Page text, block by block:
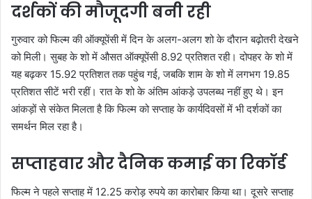
दर्शकों की मौजूदगी बनी रही
गुरुवार को फिल्म की ऑक्यूपेंसी में दिन के अलग-अलग शो के दौरान बढ़ोतरी देखने
को मिली। सुबह के शो में औसत ऑक्यूपेंसी 8.92 प्रतिशत रही। दोपहर के शो में
यह बढ़कर 15.92 प्रतिशत तक पहुंच गई, जबकि शाम के शो में लगभग 19.85
प्रतिशत सीटें भरी रहीं। रात के शो के अंतिम आंकड़े उपलब्ध नहीं हुए थे। इन
आंकड़ों से संकेत मिलता है कि फिल्म को सप्ताह के कार्यदिवसों में भी दर्शकों का
समर्थन मिल रहा है।
सप्ताहवार और दैनिक कमाई का रिकॉर्ड
फिल्म ने पहले सप्ताह में 12.25 करोड़ रुपये का कारोबार किया था। दूसरे सप्ताह